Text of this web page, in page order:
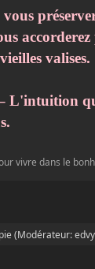
valises.
vivre dans le
(Modérateur:edvy